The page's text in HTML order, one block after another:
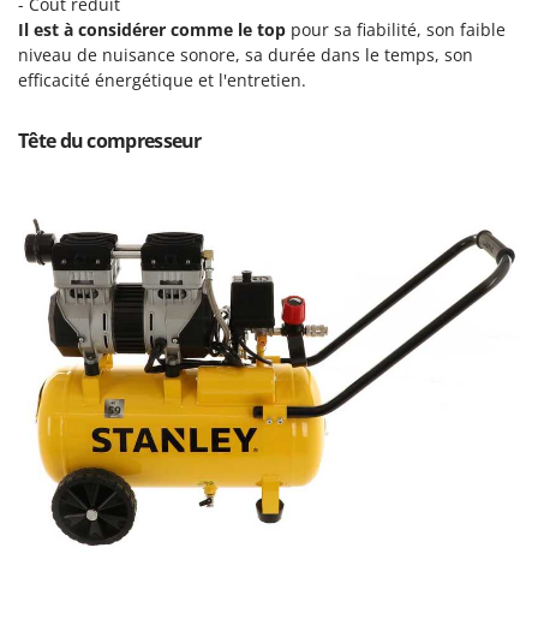
More than chef
MOSA
Mowox
N
New O.M.R.A.
Nilfisk
Ninja
Novatec
Novital
NuAir
NuovaFac
Officine Savioli
Il est à considérer comme le top pour sa fiabilité, son faible
niveau de nuisance sonore, sa durée dans le temps, son
efficacité énergétique et l'entretien.
Tête du compresseur